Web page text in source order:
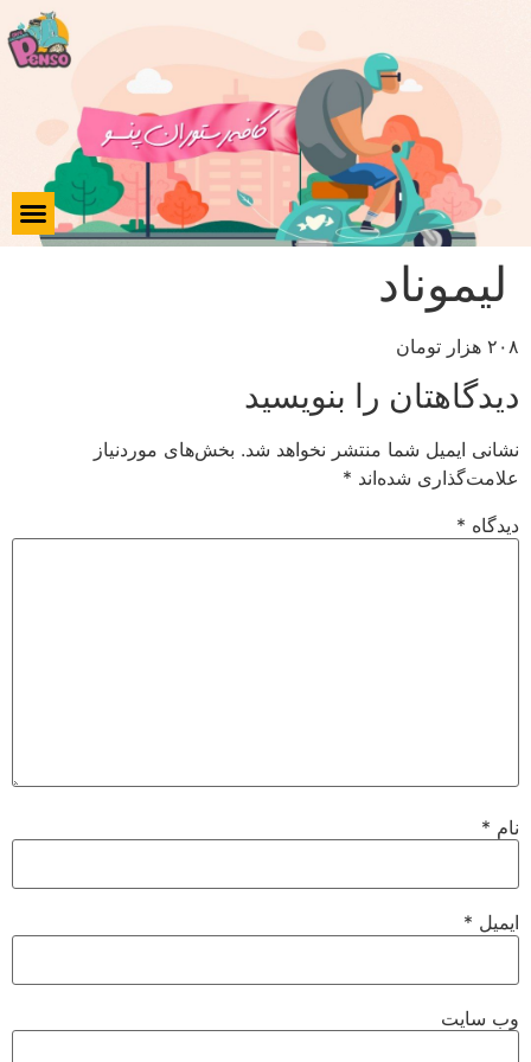
لیموناد
۲۰۸ هزار تومان
دیدگاهتان را بنویسید
نشانی ایمیل شما منتشر نخواهد شد. بخش‌های موردنیاز
علامت‌گذاری شده‌اند *
دیدگاه *
نام *
ایمیل *
وب‌ سایت